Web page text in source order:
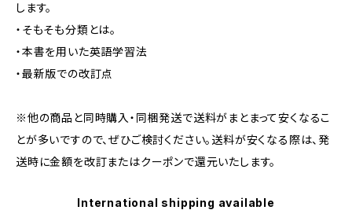
します。
・そもそも分類とは。
・本書を用いた英語学習法
・最新版での改訂点
※他の商品と同時購入・同梱発送で送料がまとまって安くなるこ
とが多いですので、ぜひご検討ください。送料が安くなる際は、発
送時に金額を改訂またはクーポンで還元いたします。
International shipping available